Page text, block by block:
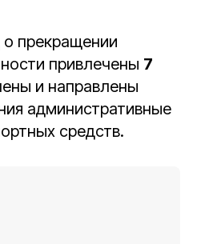
прекращении
привлечены 7
и направлены
административные
средств.